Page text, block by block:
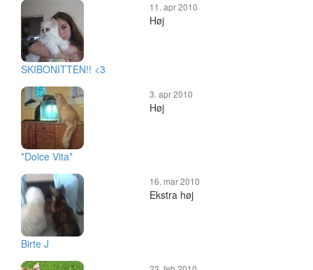
SKIBONITTEN!! <3
11. apr 2010
Høj
*Dolce Vita*
3. apr 2010
Høj
Birte J
16. mar 2010
Ekstra høj